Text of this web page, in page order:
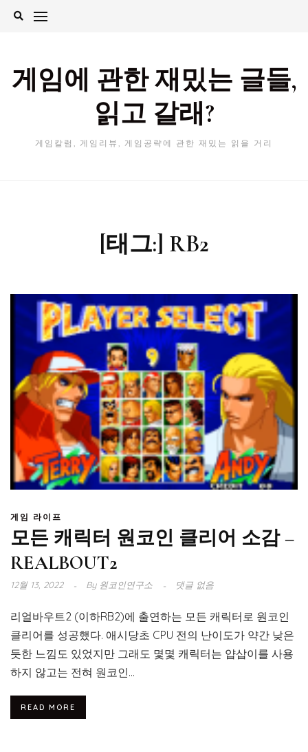
Skip
게임에 관한 재밌는 글들,
읽고 갈래?
게임칼럼, 게임리뷰, 게임공략에 관한 재밌는 읽을 거리
[태그:] RB2
게임 라이프
모든 캐릭터 원코인 클리어 소감 –
REALBOUT2
12월 13, 2022 By원코인연구소 댓글 없음
리얼바우트2 (이하RB2)에 출연하는 모든 캐릭터로 원코인
클리어를 성공했다. 애시당초 CPU 전의 난이도가 약간 낮은
듯한 느낌도 있었지만 그래도 몇몇 캐릭터는 얍삽이를 사용
하지 않고는 전혀 원코인...
READ MORE